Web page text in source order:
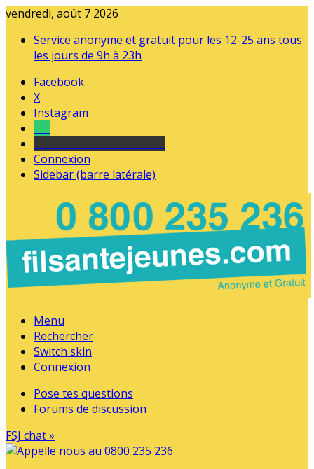
vendredi, août 7 2026
Service anonyme et gratuit pour les 12-25 ans tous
les jours de 9h à 23h
Facebook
X
Instagram
Connexion
Sidebar (barre latérale)
Menu
Rechercher
Switch skin
Connexion
Pose tes questions
Forums de discussion
FSJ chat »